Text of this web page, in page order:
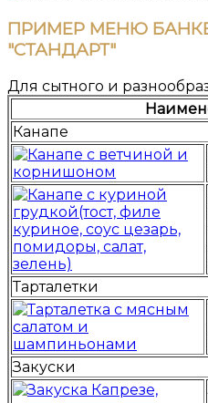
ПРИМЕР МЕНЮ
"СТАНДАРТ"
Для сытного и
Канапе
Тарталетки
Закуски